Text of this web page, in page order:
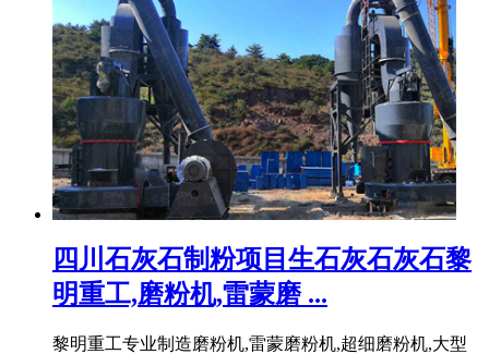
四川石灰石制粉项目生石灰石灰石黎
明重工,磨粉机,雷蒙磨 ...
黎明重工专业制造磨粉机,雷蒙磨粉机,超细磨粉机,大型